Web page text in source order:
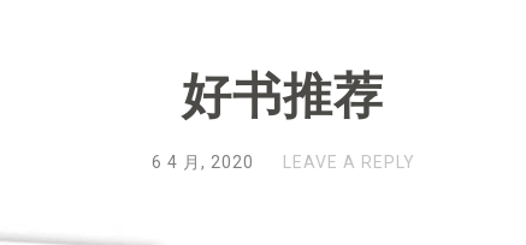
好书推荐
6 4 月, 2020 LEAVE A REPLY